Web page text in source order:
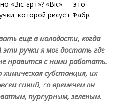
«Bic-арт»? «Bic» — это
которой рисует Фабр.
еще в молодости, когда
эти ручки я мог достать где
нравится с ними работать.
субстанция, их
синий, со временем он
пурпурным, зеленым.